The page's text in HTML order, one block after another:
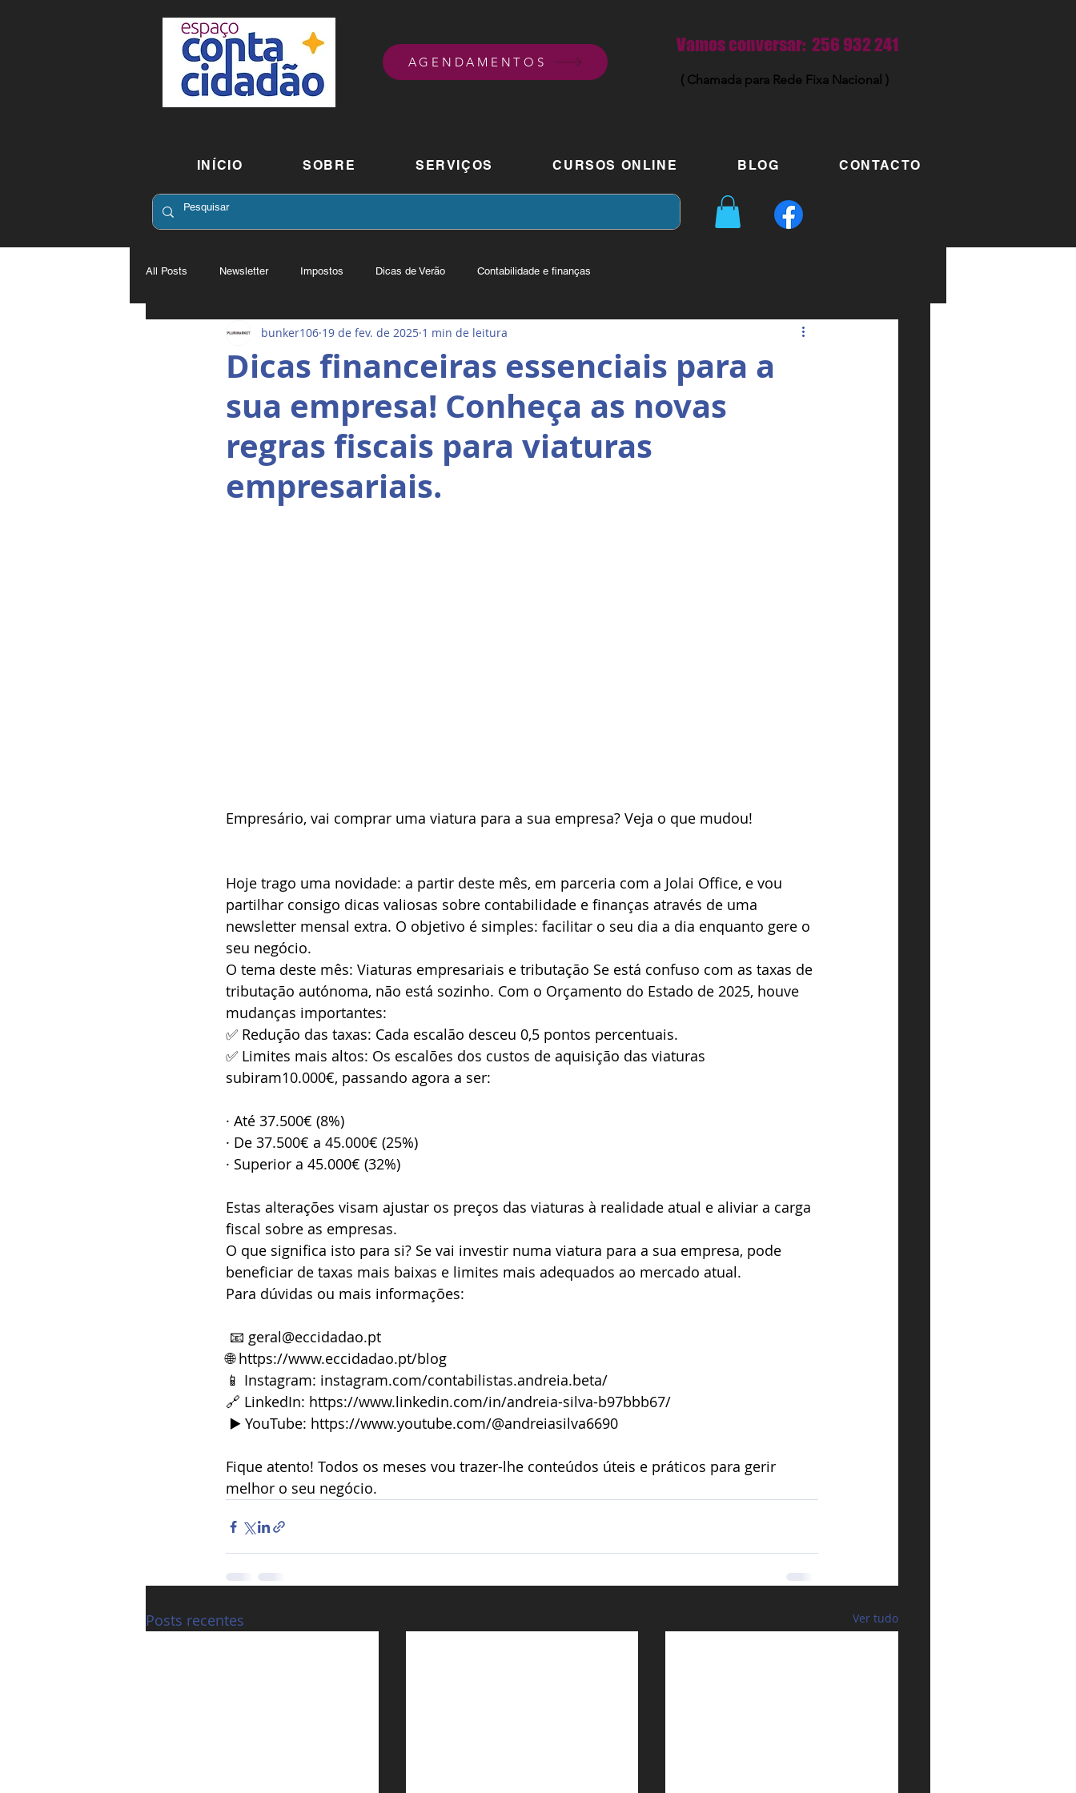
AGENDAMENTOS
Vamos conversar: 256 932 241
( Chamada para Rede Fixa Nacional )
INÍCIO SOBRE SERVIÇOS CURSOS ONLINE BLOG CONTACTO
All Posts Newsletter Impostos Dicas de Verão Contabilidade e finanças
Dicas financeiras essenciais para a
sua empresa! Conheça as novas
regras fiscais para viaturas
empresariais.
bunker106 19 de fev. de 2025 1 min de leitura
Empresário, vai comprar uma viatura para a sua empresa? Veja o que mudou!
Hoje trago uma novidade: a partir deste mês, em parceria com a Jolai Office, e vou
partilhar consigo dicas valiosas sobre contabilidade e finanças através de uma
newsletter mensal extra. O objetivo é simples: facilitar o seu dia a dia enquanto gere o
seu negócio.
O tema deste mês: Viaturas empresariais e tributação Se está confuso com as taxas de
tributação autónoma, não está sozinho. Com o Orçamento do Estado de 2025, houve
mudanças importantes:
✅ Redução das taxas: Cada escalão desceu 0,5 pontos percentuais.
✅ Limites mais altos: Os escalões dos custos de aquisição das viaturas
subiram10.000€, passando agora a ser:
· Até 37.500€ (8%)
· De 37.500€ a 45.000€ (25%)
· Superior a 45.000€ (32%)
Estas alterações visam ajustar os preços das viaturas à realidade atual e aliviar a carga
fiscal sobre as empresas.
O que significa isto para si? Se vai investir numa viatura para a sua empresa, pode
beneficiar de taxas mais baixas e limites mais adequados ao mercado atual.
Para dúvidas ou mais informações:
📧 geral@eccidadao.pt
🌐 https://www.eccidadao.pt/blog
📱 Instagram: instagram.com/contabilistas.andreia.beta/
🔗 LinkedIn: https://www.linkedin.com/in/andreia-silva-b97bbb67/
▶️ YouTube: https://www.youtube.com/@andreiasilva6690
Fique atento! Todos os meses vou trazer-lhe conteúdos úteis e práticos para gerir
melhor o seu negócio.
Posts recentes Ver tudo